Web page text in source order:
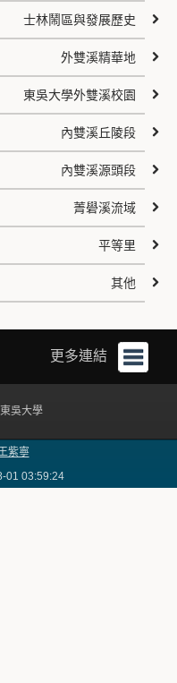
士林鬧區與發展歷史
外雙溪精華地
東吳大學外雙溪校園
內雙溪丘陵段
內雙溪源頭段
菁礐溪流域
平等里
其他
更多連結
吳大學
紫寧
01 03:59:24